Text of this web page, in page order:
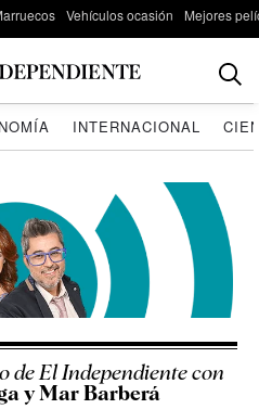
Vehículos ocasión Mejores
INTERNACIONAL
de El Independiente con
y Mar Barberá